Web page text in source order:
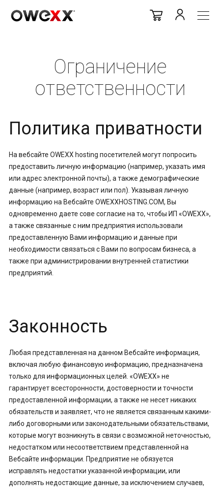
Ограничение
ответственности
Политика приватности
На вебсайте OWEXX hosting посетителей могут попросить
предоставить личную информацию (например, указать имя
или адрес электронной почты), а также демографические
данные (например, возраст или пол). Указывая личную
информацию на Вебсайте OWEXXHOSTING.COM, Вы
одновременно даете сове согласие на то, чтобы ИП «OWEXX»,
а также связанные с ним предприятия использовали
предоставленную Вами информацию и данные при
необходимости связаться с Вами по вопросам бизнеса, а
также при администрировании внутренней статистики
предприятий.
Законность
Любая представленная на данном Вебсайте информация,
включая любую финансовую информацию, предназначена
только для информационных целей. «OWEXX» не
гарантирует всесторонности, достоверности и точности
предоставленной информации, а также не несет никаких
обязательств и заявляет, что не является связанным какими-
либо договорными или законодательными обязательствами,
которые могут возникнуть в связи с возможной неточностью,
недостатком или несоответствием представленной на
Вебсайте информации. Предприятие не обязуется
исправлять недостатки указанной информации, или
дополнять недостающие данные, за исключением случаев,